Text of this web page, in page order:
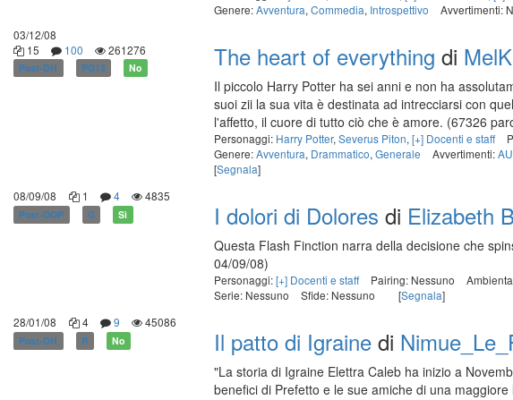
Genere:Avventura, Commedia, Introspettivo Avvertimenti:
03/12/08
15
100 261276
Post-DH PG13 No The heart of everything di
Il piccolo Harry Potter ha sei anni e non ha
suoi zii la sua vita è destinata ad intrecciarsi con
l'affetto, il cuore di tutto ciò che è amore. (67326
Personaggi: Harry Potter, Severus Piton, [+] Docenti e staff
Genere:Avventura, Drammatico, Generale Avvertimenti:
[Segnala]
08/09/08
1 4 4835
Post-OOP G Sì I dolori di Dolores di Elizabeth
Questa Flash Finction narra della decisione che
04/09/08)
Personaggi:[+] Docenti e staff Pairing: Nessuno
Serie: Nessuno
Sfide: Nessuno [Segnala]
28/01/08
4 9 45086
Post-DH R No Il patto di Igraine di
"La storia di Igraine Elettra Caleb ha inizio a
benefici di Prefetto e le sue amiche di una maggiore